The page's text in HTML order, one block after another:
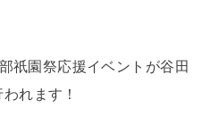
祇園祭応援イベントが谷田
れます！